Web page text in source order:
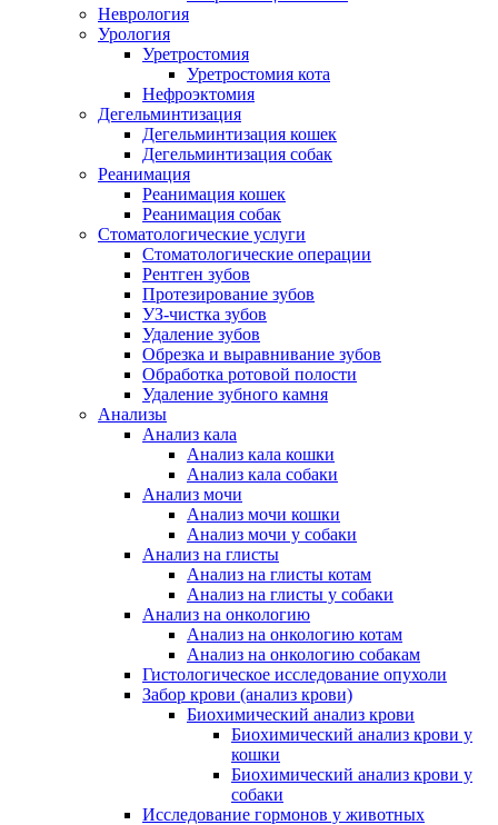
Неврология
Урология
Уретростомия
Уретростомия кота
Нефроэктомия
Дегельминтизация
Дегельминтизация кошек
Дегельминтизация собак
Реанимация
Реанимация кошек
Реанимация собак
Стоматологические услуги
Стоматологические операции
Рентген зубов
Протезирование зубов
УЗ-чистка зубов
Удаление зубов
Обрезка и выравнивание зубов
Обработка ротовой полости
Удаление зубного камня
Анализы
Анализ кала
Анализ кала кошки
Анализ кала собаки
Анализ мочи
Анализ мочи кошки
Анализ мочи у собаки
Анализ на глисты
Анализ на глисты котам
Анализ на глисты у собаки
Анализ на онкологию
Анализ на онкологию котам
Анализ на онкологию собакам
Гистологическое исследование опухоли
Забор крови (анализ крови)
Биохимический анализ крови
Биохимический анализ крови у
кошки
Биохимический анализ крови у
собаки
Исследование гормонов у животных